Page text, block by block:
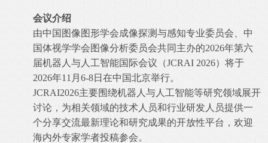
会议介绍
由中国图像图形学会成像探测与感知专业委员会、中
国体视学学会图像分析委员会共同主办的2026年第六
届机器人与人工智能国际会议（JCRAI 2026）将于
2026年11月6-8日在中国北京举行。
JCRAI2026主要围绕机器人与人工智能等研究领域展开
讨论，为相关领域的技术人员和行业研发人员提供一
个分享交流最新理论和研究成果的开放性平台，欢迎
海内外专家学者投稿参会。